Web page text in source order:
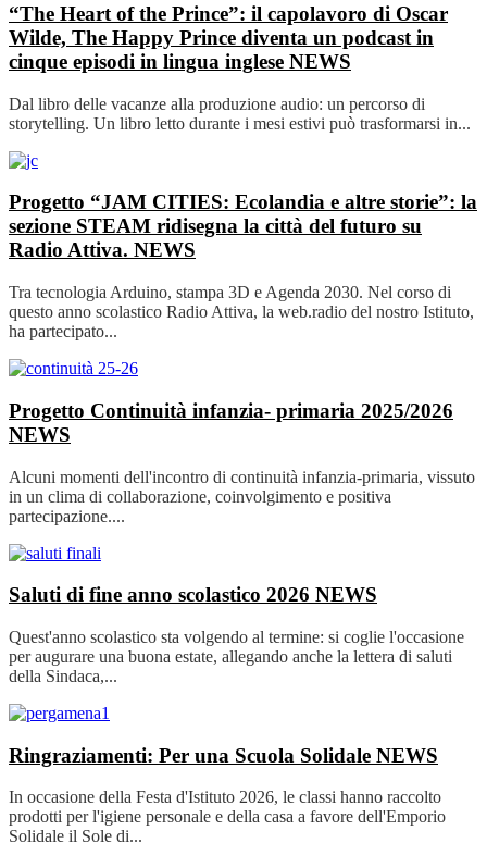
“The Heart of the Prince”: il capolavoro di Oscar
Wilde, The Happy Prince diventa un podcast in
cinque episodi in lingua inglese NEWS
Dal libro delle vacanze alla produzione audio: un percorso di
storytelling. Un libro letto durante i mesi estivi può trasformarsi in...
Progetto “JAM CITIES: Ecolandia e altre storie”: la
sezione STEAM ridisegna la città del futuro su
Radio Attiva. NEWS
Tra tecnologia Arduino, stampa 3D e Agenda 2030. Nel corso di
questo anno scolastico Radio Attiva, la web.radio del nostro Istituto,
ha partecipato...
Progetto Continuità infanzia- primaria 2025/2026
NEWS
Alcuni momenti dell'incontro di continuità infanzia-primaria, vissuto
in un clima di collaborazione, coinvolgimento e positiva
partecipazione....
Saluti di fine anno scolastico 2026 NEWS
Quest'anno scolastico sta volgendo al termine: si coglie l'occasione
per augurare una buona estate, allegando anche la lettera di saluti
della Sindaca,...
Ringraziamenti: Per una Scuola Solidale NEWS
In occasione della Festa d'Istituto 2026, le classi hanno raccolto
prodotti per l'igiene personale e della casa a favore dell'Emporio
Solidale il Sole di...